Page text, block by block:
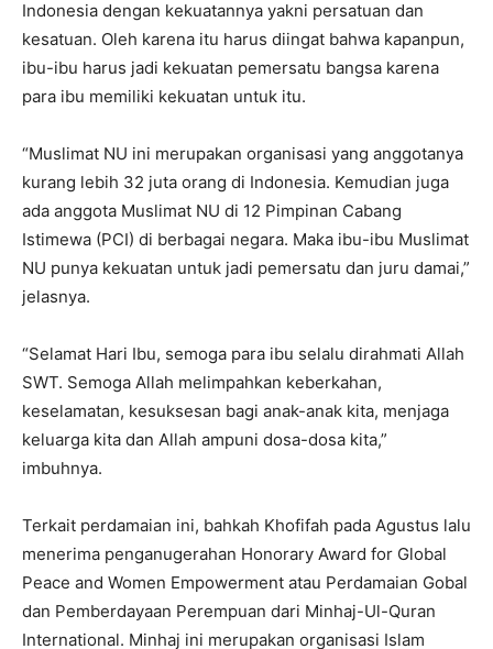
Indonesia dengan kekuatannya yakni persatuan dan
kesatuan. Oleh karena itu harus diingat bahwa kapanpun,
ibu-ibu harus jadi kekuatan pemersatu bangsa karena
para ibu memiliki kekuatan untuk itu.
“Muslimat NU ini merupakan organisasi yang anggotanya
kurang lebih 32 juta orang di Indonesia. Kemudian juga
ada anggota Muslimat NU di 12 Pimpinan Cabang
Istimewa (PCI) di berbagai negara. Maka ibu-ibu Muslimat
NU punya kekuatan untuk jadi pemersatu dan juru damai,”
jelasnya.
“Selamat Hari Ibu, semoga para ibu selalu dirahmati Allah
SWT. Semoga Allah melimpahkan keberkahan,
keselamatan, kesuksesan bagi anak-anak kita, menjaga
keluarga kita dan Allah ampuni dosa-dosa kita,”
imbuhnya.
Terkait perdamaian ini, bahkah Khofifah pada Agustus lalu
menerima penganugerahan Honorary Award for Global
Peace and Women Empowerment atau Perdamaian Gobal
dan Pemberdayaan Perempuan dari Minhaj-Ul-Quran
International. Minhaj ini merupakan organisasi Islam